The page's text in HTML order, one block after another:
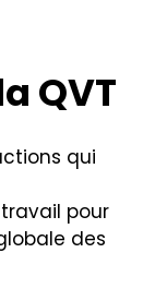
QVT
qui
pour
des